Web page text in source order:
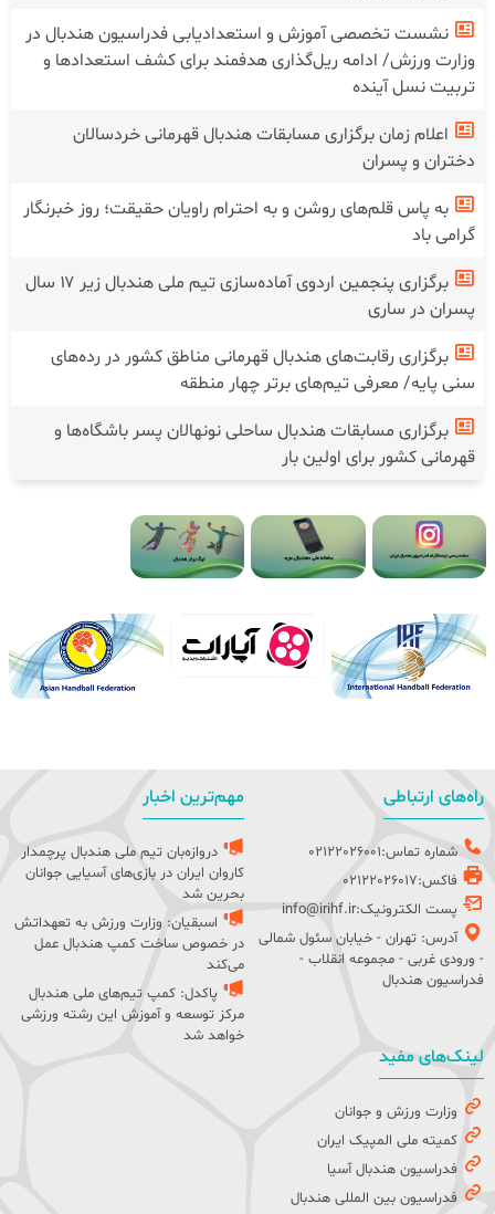
نشست تخصصی آموزش و استعدادیابی فدراسیون هندبال در
وزارت ورزش/ ادامه ریل‌گذاری هدفمند برای کشف استعدادها و
تربیت نسل آینده
اعلام زمان برگزاری مسابقات هندبال قهرمانی خردسالان
دختران و پسران
به پاس قلم‌های روشن و به احترام راویان حقیقت؛ روز خبرنگار
گرامی باد
برگزاری پنجمین اردوی آماده‌سازی تیم ملی هندبال زیر ۱۷ سال
پسران در ساری
برگزاری رقابت‌های هندبال قهرمانی مناطق کشور در رده‌های
سنی پایه/ معرفی تیم‌های برتر چهار منطقه
برگزاری مسابقات هندبال ساحلی نونهالان پسر باشگاه‌ها و
قهرمانی کشور برای اولین بار
راه‌های ارتباطی
شماره تماس:02122026001
فاکس:02122026017
پست الکترونیک:info@irihf.ir
آدرس: تهران - خیابان سئول شمالی
- ورودی غربی - مجموعه انقلاب -
فدراسیون هندبال
مهم‌ترین اخبار
دروازه‌بان تیم ملی هندبال پرچمدار
کاروان ایران در بازی‌های آسیایی جوانان
بحرین شد
اسبقیان: وزارت ورزش به تعهداتش
در خصوص ساخت کمپ هندبال عمل
می‌کند
پاکدل: کمپ تیم‌های ملی هندبال
مرکز توسعه و آموزش این رشته ورزشی
خواهد شد
لینک‌های مفید
وزارت ورزش و جوانان
کمیته ملی المپیک ایران
فدراسیون هندبال آسیا
فدراسیون بین المللی هندبال